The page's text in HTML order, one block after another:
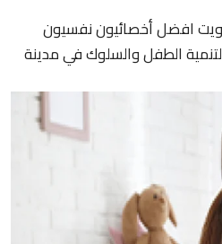
افضل أخصائيون نفسيون
الطفل والسلوك في مدينة